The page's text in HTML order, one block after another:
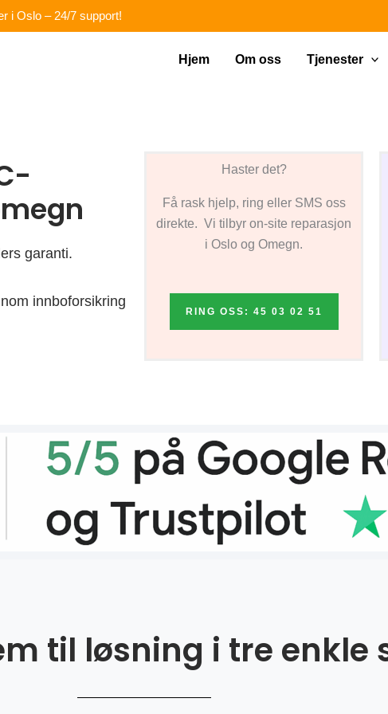
i Oslo – 24/7 support!
Hjem Om oss Tjenester
garanti.
innboforsikring
Haster det?
Få rask hjelp, ring eller SMS oss
direkte. Vi tilbyr on-site reparasjon
i Oslo og Omegn.
RING OSS: 45 03 02 51
til løsning i tre enkle